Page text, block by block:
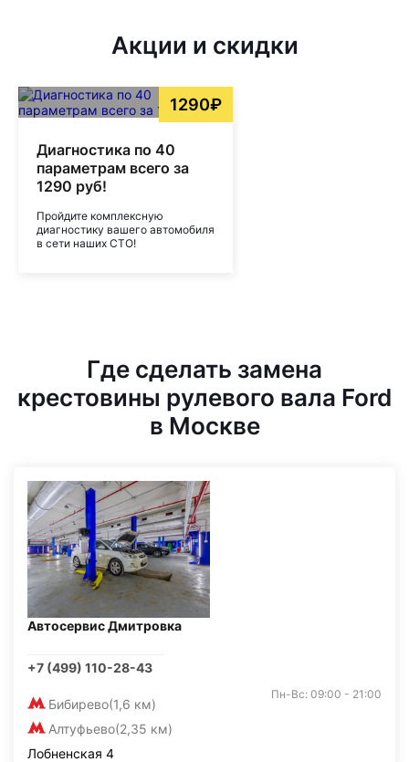
Акции и скидки
1290₽
Диагностика по 40
параметрам всего за
1290 руб!
Пройдите комплексную
диагностику вашего автомобиля
в сети наших СТО!
Где сделать замена
крестовины рулевого вала Ford
в Москве
Автосервис Дмитровка
+7 (499) 110-28-43
Бибирево(1,6 км)
Алтуфьево(2,35 км)
Пн-Вс: 09:00 - 21:00
Лобненская 4